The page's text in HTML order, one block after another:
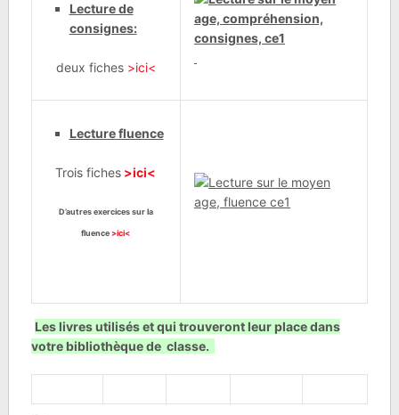
Lecture de
consignes:
deux fiches >ici<
Lecture fluence
Trois fiches >ici<
D’autres exercices sur la
fluence>ici<
Les livres utilisés et qui trouveront leur place dans
votre bibliothèque de classe.